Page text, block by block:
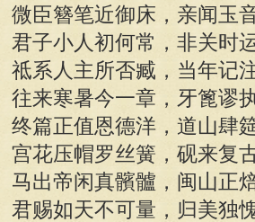
微臣簪笔近御床，亲闻玉
君子小人初何常，非关时
祗系人主所否臧，当年记
往来寒暑今一章，牙篦谬
终篇正值恩德洋，道山肆
宫花压帽罗丝簧，砚来复
马出帝闲真髕髗，闽山正
君赐如天不可量，归美独